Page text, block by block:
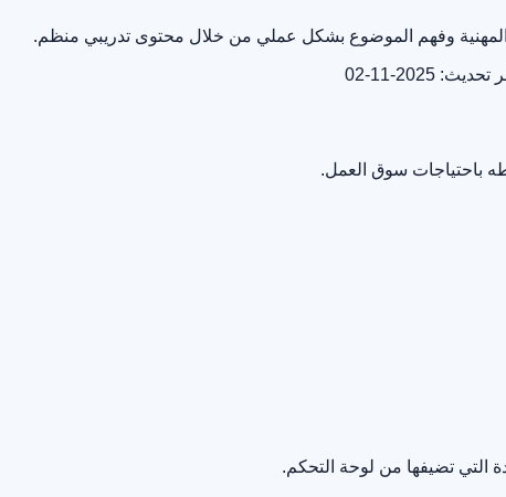
المهنية وفهم الموضوع بشكل عملي من خلال محتوى تدريبي منظم.
تحديث: 2025-11-02
باحتياجات سوق العمل.
التي تضيفها من لوحة التحكم.